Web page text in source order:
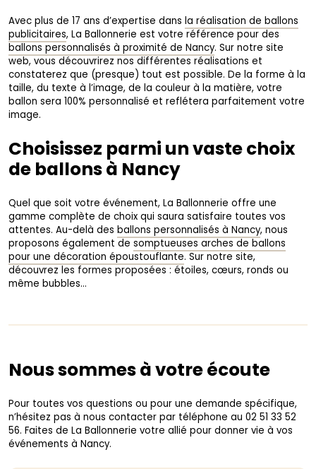
Avec plus de 17 ans d’expertise dans la réalisation de ballons
publicitaires, La Ballonnerie est votre référence pour des
ballons personnalisés à proximité de Nancy. Sur notre site
web, vous découvrirez nos différentes réalisations et
constaterez que (presque) tout est possible. De la forme à la
taille, du texte à l’image, de la couleur à la matière, votre
ballon sera 100% personnalisé et reflétera parfaitement votre
image.
Choisissez parmi un vaste choix
de ballons à Nancy
Quel que soit votre événement, La Ballonnerie offre une
gamme complète de choix qui saura satisfaire toutes vos
attentes. Au-delà des ballons personnalisés à Nancy, nous
proposons également de somptueuses arches de ballons
pour une décoration époustouflante. Sur notre site,
découvrez les formes proposées : étoiles, cœurs, ronds ou
même bubbles…
Nous sommes à votre écoute
Pour toutes vos questions ou pour une demande spécifique,
n’hésitez pas à nous contacter par téléphone au 02 51 33 52
56. Faites de La Ballonnerie votre allié pour donner vie à vos
événements à Nancy.